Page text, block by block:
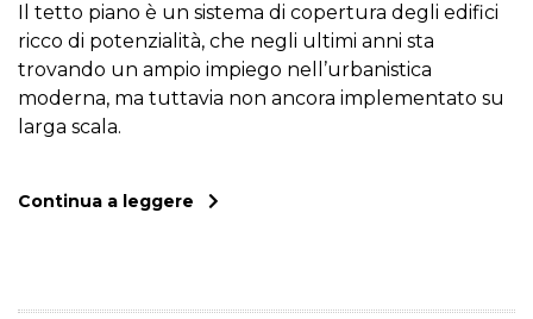
Il tetto piano è un sistema di copertura degli edifici
ricco di potenzialità, che negli ultimi anni sta
trovando un ampio impiego nell’urbanistica
moderna, ma tuttavia non ancora implementato su
larga scala.
Continua a leggere